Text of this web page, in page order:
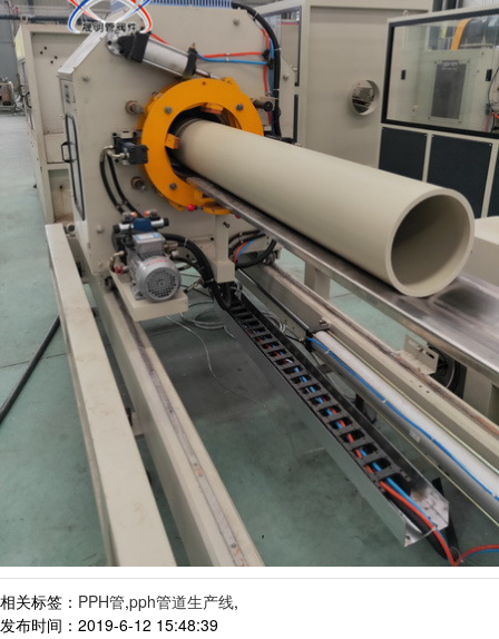
相关标签： PPH管,pph管道生产线,
发布时间：2019-6-12 15:48:39